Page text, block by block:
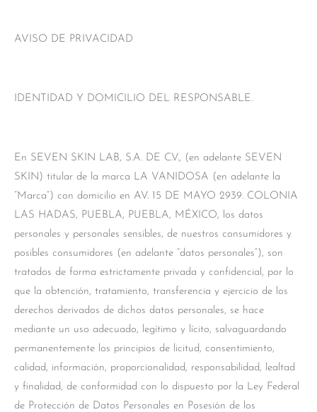
AVISO DE PRIVACIDAD
IDENTIDAD Y DOMICILIO DEL RESPONSABLE.
En SEVEN SKIN LAB, S.A. DE C.V., (en adelante SEVEN
SKIN) titular de la marca LA VANIDOSA (en adelante la
“Marca”) con domicilio en AV. 15 DE MAYO 2939. COLONIA
LAS HADAS, PUEBLA, PUEBLA, MÉXICO, los datos
personales y personales sensibles, de nuestros consumidores y
posibles consumidores (en adelante “datos personales”), son
tratados de forma estrictamente privada y confidencial, por lo
que la obtención, tratamiento, transferencia y ejercicio de los
derechos derivados de dichos datos personales, se hace
mediante un uso adecuado, legítimo y lícito, salvaguardando
permanentemente los principios de licitud, consentimiento,
calidad, información, proporcionalidad, responsabilidad, lealtad
y finalidad, de conformidad con lo dispuesto por la Ley Federal
de Protección de Datos Personales en Posesión de los